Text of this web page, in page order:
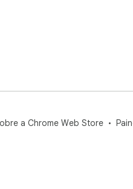
a Chrome Web Store